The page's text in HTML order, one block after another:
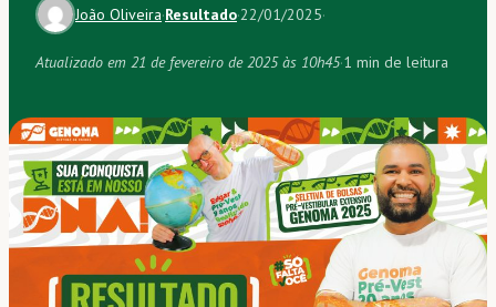
João Oliveira·Resultado·22/01/2025·
Atualizado em 21 de fevereiro de 2025 às 10h45·1 min de leitura